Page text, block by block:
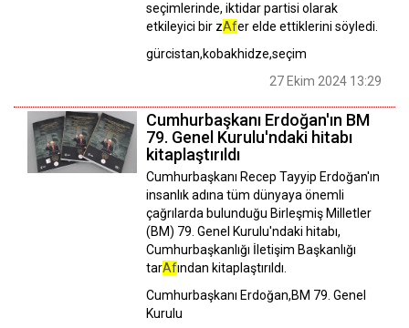
seçimlerinde, iktidar partisi olarak
etkileyici bir zAfer elde ettiklerini söyledi.
gürcistan,kobakhidze,seçim
27 Ekim 2024 13:29
Cumhurbaşkanı Erdoğan'ın BM
79. Genel Kurulu'ndaki hitabı
kitaplaştırıldı
Cumhurbaşkanı Recep Tayyip Erdoğan'ın
insanlık adına tüm dünyaya önemli
çağrılarda bulunduğu Birleşmiş Milletler
(BM) 79. Genel Kurulu'ndaki hitabı,
Cumhurbaşkanlığı İletişim Başkanlığı
tarAfından kitaplaştırıldı.
Cumhurbaşkanı Erdoğan,BM 79. Genel
Kurulu